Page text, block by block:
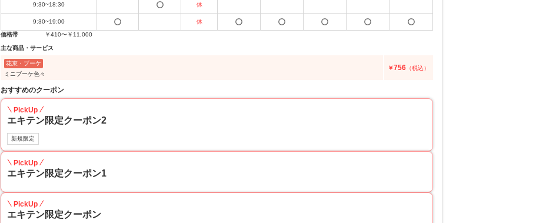
9:30~18:30 休
9:30~19:00
休
価格帯
￥410〜￥11,000
主な商品・サービス
花束・ブーケ
ミニブーケ色々
￥756 （税込）
おすすめのクーポン
PickUp
エキテン限定クーポン2
新規限定
PickUp
エキテン限定クーポン1
PickUp
エキテン限定クーポン